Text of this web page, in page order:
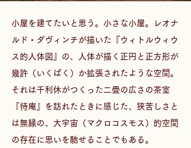
小屋を建てたいと思う。小さな小屋。レオナ
ルド・ダヴィンチが描いた『ウィトルウィウ
ス的人体図』の、人体が描く正円と正方形が
幾許（いくばく）か拡張されたような空間。
それは千利休がつくった二畳の広さの茶室
『待庵』を訪れたときに感じた、狭苦しさと
は無縁の、大宇宙（マクロコスモス）的空間
の存在に思いを馳せることでもある。